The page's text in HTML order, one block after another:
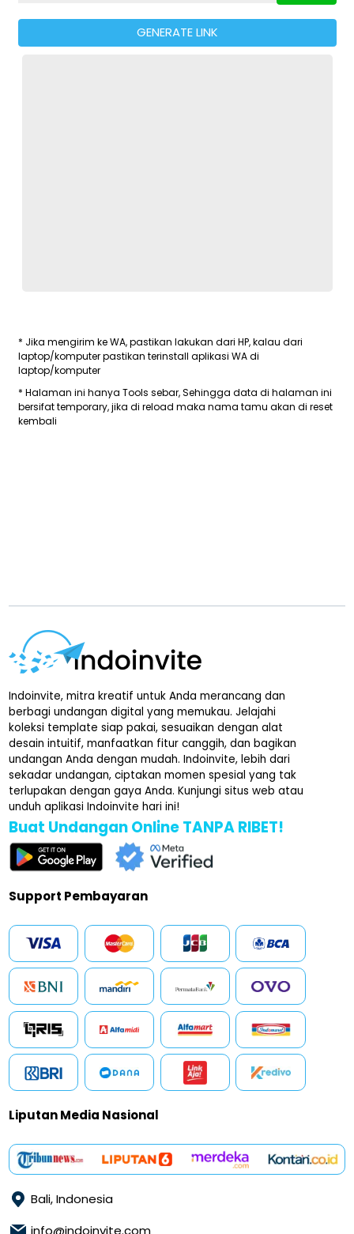
GENERATE LINK
* Jika mengirim ke WA, pastikan lakukan dari HP, kalau dari
laptop/komputer pastikan terinstall aplikasi WA di
laptop/komputer
* Halaman ini hanya Tools sebar, Sehingga data di halaman ini
bersifat temporary, jika di reload maka nama tamu akan di reset
kembali
Indoinvite, mitra kreatif untuk Anda merancang dan
berbagi undangan digital yang memukau. Jelajahi
koleksi template siap pakai, sesuaikan dengan alat
desain intuitif, manfaatkan fitur canggih, dan bagikan
undangan Anda dengan mudah. Indoinvite, lebih dari
sekadar undangan, ciptakan momen spesial yang tak
terlupakan dengan gaya Anda. Kunjungi situs web atau
unduh aplikasi Indoinvite hari ini!
Buat Undangan Online TANPA RIBET!
Support Pembayaran
Liputan Media Nasional
Bali, Indonesia
info@indoinvite.com